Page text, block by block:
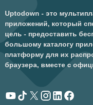
Uptodown - это
приложений, который
цель - предоставить
большому каталогу
платформу для их
браузера, вместе с